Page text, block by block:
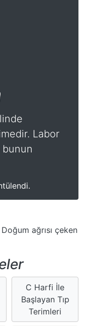
Labor
bunun
ağrısı çeken
C Harfi İle
Başlayan Tıp
Terimleri